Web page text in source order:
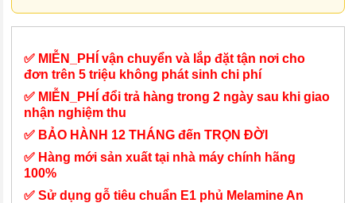
✅ MIỄN_PHÍ vận chuyển và lắp đặt tận nơi cho
đơn trên 5 triệu không phát sinh chi phí
✅ MIỄN_PHÍ đổi trả hàng trong 2 ngày sau khi giao
nhận nghiệm thu
✅ BẢO HÀNH 12 THÁNG đến TRỌN ĐỜI
✅ Hàng mới sản xuất tại nhà máy chính hãng
100%
✅ Sử dụng gỗ tiêu chuẩn E1 phủ Melamine An